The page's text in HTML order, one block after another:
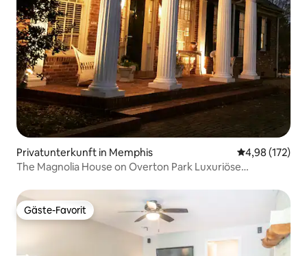
Privatunterkunft in Memphis
4,98 (172)
The Magnolia House on Overton Park Luxuriöse
Gäste-Favorit
Gäste-Favorit